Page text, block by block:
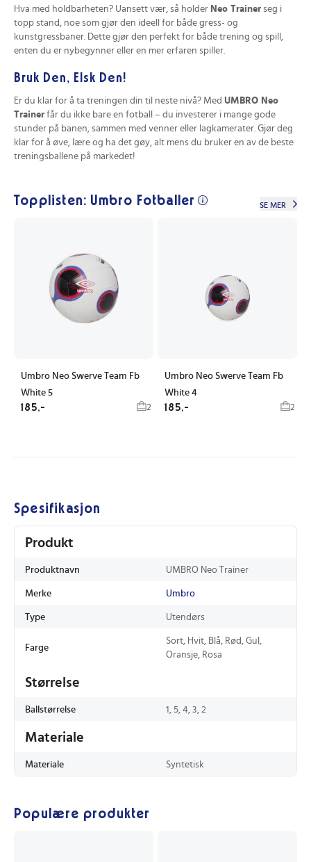
Hva med holdbarheten? Uansett vær, så holder Neo Trainer seg i
topp stand, noe som gjør den ideell for både gress- og
kunstgressbaner. Dette gjør den perfekt for både trening og spill,
enten du er nybegynner eller en mer erfaren spiller.
Bruk Den, Elsk Den!
Er du klar for å ta treningen din til neste nivå? Med UMBRO Neo
Trainer får du ikke bare en fotball – du investerer i mange gode
stunder på banen, sammen med venner eller lagkamerater. Gjør deg
klar for å øve, lære og ha det gøy, alt mens du bruker en av de beste
treningsballene på markedet!
Topplisten: Umbro Fotballer SE MER
Umbro Neo Swerve Team Fb
White 5
185,- 2
Umbro Neo Swerve Team Fb
White 4
185,- 2
Spesifikasjon
Produkt
Produktnavn UMBRO Neo Trainer
Merke Umbro
Type Utendørs
Farge
Sort, Hvit, Blå, Rød, Gul,
Oransje, Rosa
Størrelse
Ballstørrelse 1, 5, 4, 3, 2
Materiale
Materiale Syntetisk
Populære produkter